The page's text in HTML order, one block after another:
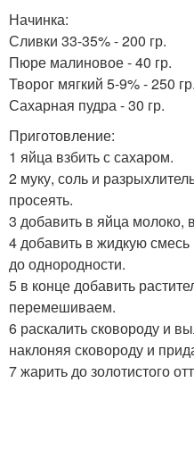
Начинка:
Сливки 33-35% - 200 гр.
Пюре малиновое - 40 гр.
Творог мягкий 5-9% - 250 гр.
Сахарная пудра - 30 гр.
Приготовление:
1 яйца взбить с сахаром.
2 муку, соль и
просеять.
3 добавить в яйца
4 добавить в жидкую
до однородности.
5 в конце добавить
перемешиваем.
6 раскалить сковороду и
наклоняя сковороду и
7 жарить до золотистого